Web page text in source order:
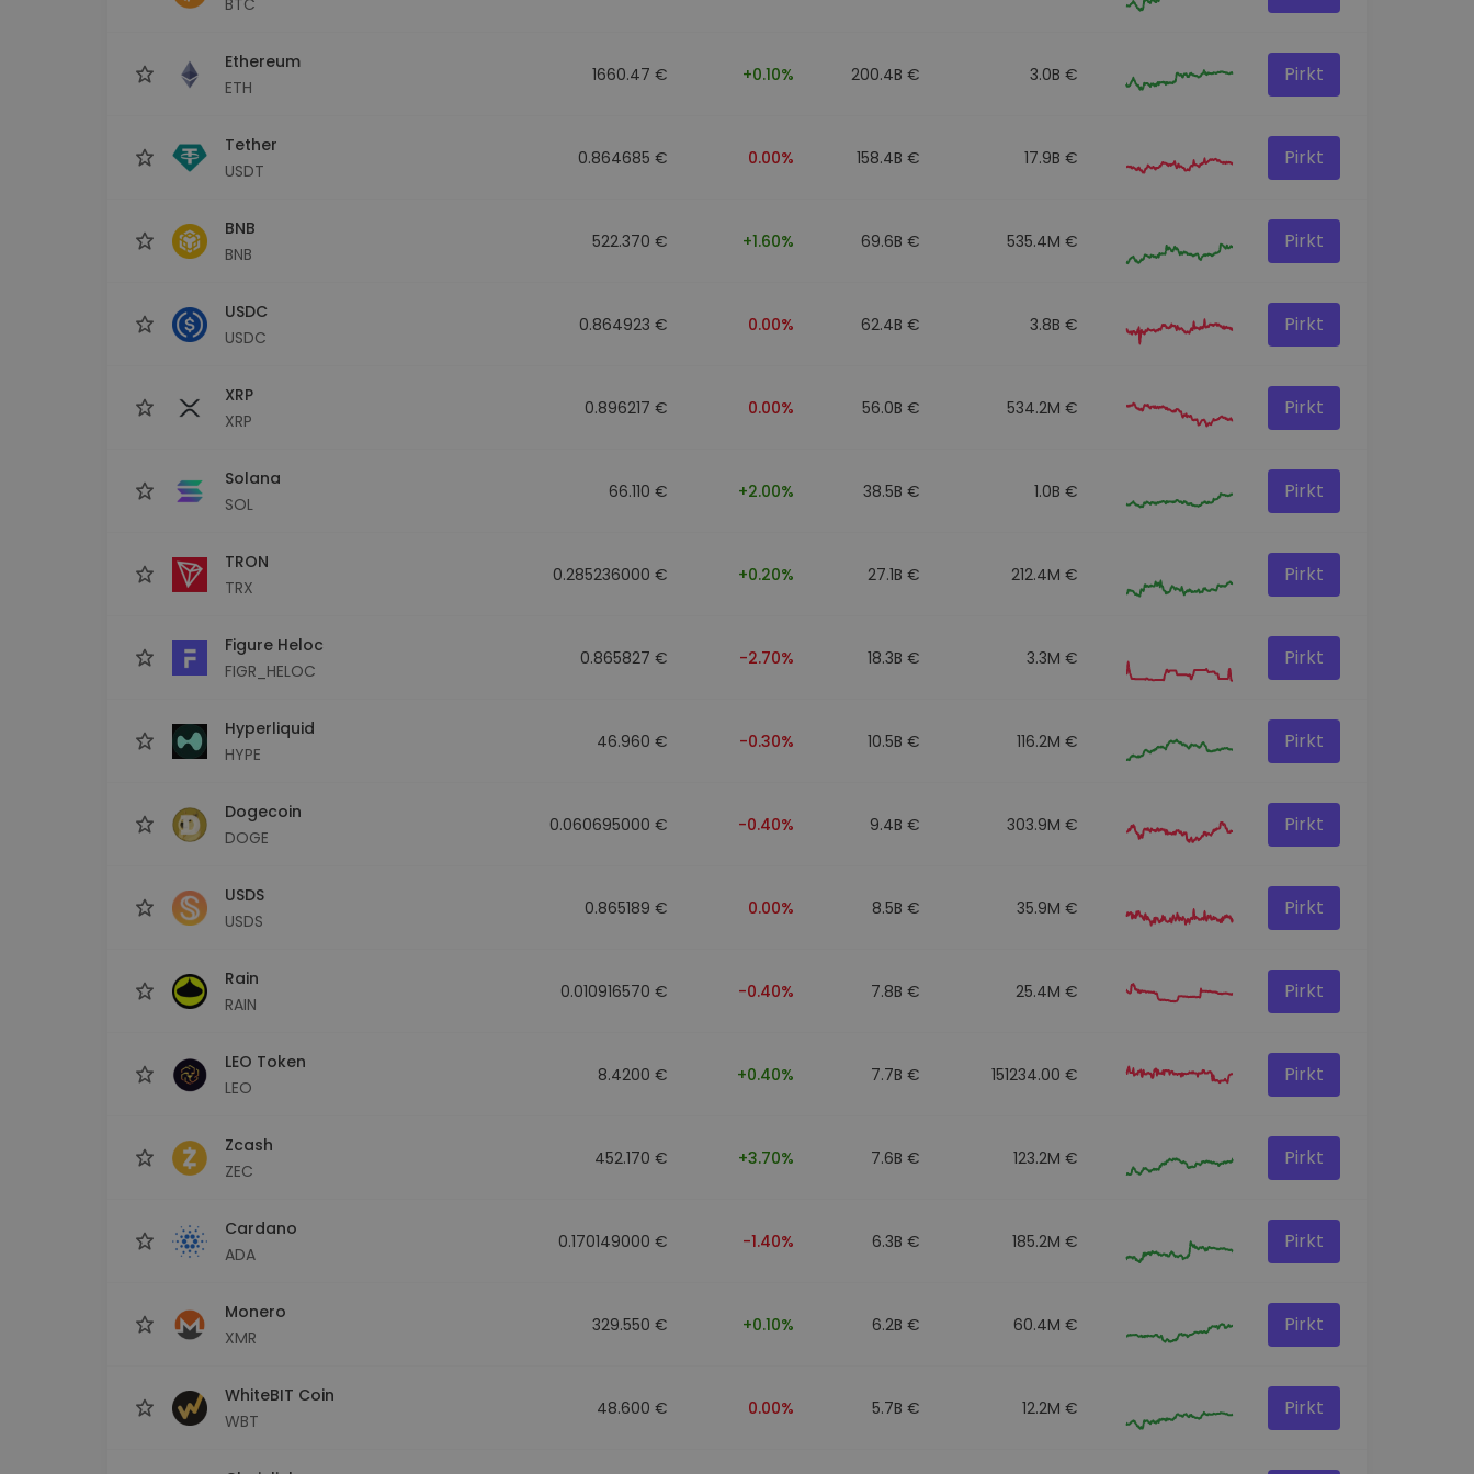
Ethereum
ETH
1660.47 € +0.10% 200.4B € 3.0B € Pirkt
Tether
USDT
0.864685 € 0.00% 158.4B € 17.9B € Pirkt
BNB
BNB
522.370 € +1.60% 69.6B € 535.4M € Pirkt
USDC
USDC
0.864923 € 0.00% 62.4B € 3.8B € Pirkt
XRP
XRP
0.896217 € 0.00% 56.0B € 534.2M € Pirkt
Solana
SOL
66.110 € +2.00% 38.5B € 1.0B € Pirkt
TRON
TRX
0.285236000 € +0.20% 27.1B € 212.4M € Pirkt
Figure Heloc
FIGR_HELOC
0.865827 € -2.70% 18.3B € 3.3M € Pirkt
Hyperliquid
HYPE
46.960 € -0.30% 10.5B € 116.2M € Pirkt
Dogecoin
DOGE
0.060695000 € -0.40% 9.4B € 303.9M € Pirkt
USDS
USDS
0.865189 € 0.00% 8.5B € 35.9M € Pirkt
Rain
RAIN
0.010916570 € -0.40% 7.8B € 25.4M € Pirkt
LEO Token
LEO
8.4200 € +0.40% 7.7B € 151234.00 € Pirkt
Zcash
ZEC
452.170 € +3.70% 7.6B € 123.2M € Pirkt
Cardano
ADA
0.170149000 € -1.40% 6.3B € 185.2M € Pirkt
Monero
XMR
329.550 € +0.10% 6.2B € 60.4M € Pirkt
WhiteBIT Coin
WBT
48.600 € 0.00% 5.7B € 12.2M € Pirkt